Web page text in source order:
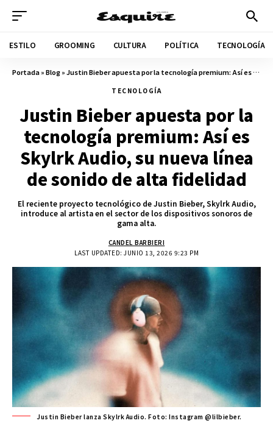
ESTILO GROOMING CULTURA POLÍTICA TECNOLOGÍA
Portada»Blog»Justin Bieber apuesta por la tecnología premium: Así es Skylrk Audio, su nueva línea de sonido de alta fidelidad
TECNOLOGÍA
Justin Bieber apuesta por la
tecnología premium: Así es
Skylrk Audio, su nueva línea
de sonido de alta fidelidad
El reciente proyecto tecnológico de Justin Bieber, Skylrk Audio,
introduce al artista en el sector de los dispositivos sonoros de
gama alta.
LAST UPDATED: JUNIO 13, 2026 9:23 PM
CANDEL BARBIERI
Justin Bieber lanza Skylrk Audio. Foto: Instagram @lilbieber.